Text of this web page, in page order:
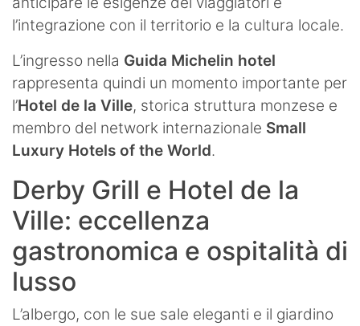
l’integrazione con il territorio e la cultura locale.
L’ingresso nella Guida Michelin hotel
rappresenta quindi un momento importante per
l’Hotel de la Ville, storica struttura monzese e
membro del network internazionale Small
Luxury Hotels of the World.
Derby Grill e Hotel de la
Ville: eccellenza
gastronomica e ospitalità di
lusso
L’albergo, con le sue sale eleganti e il giardino